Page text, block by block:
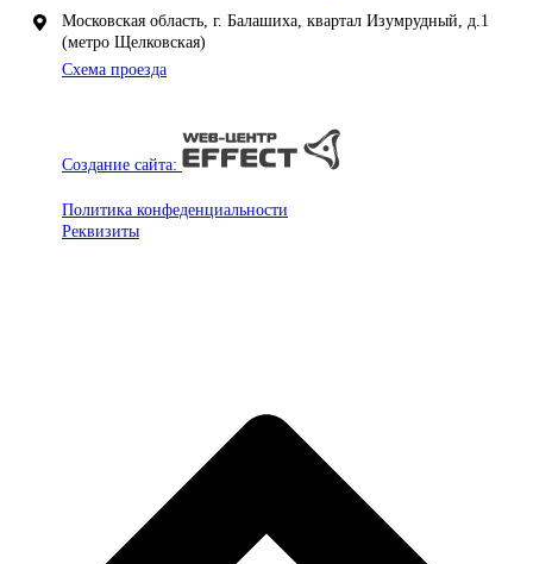
Московская область, г. Балашиха, квартал Изумрудный, д.1
(метро Щелковская)
Схема проезда
Создание сайта:
Политика конфеденциальности
Реквизиты